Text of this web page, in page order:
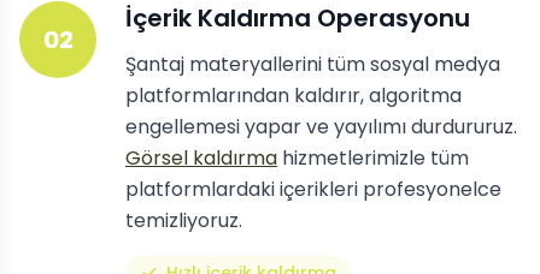
02
İçerik Kaldırma Operasyonu
Şantaj materyallerini tüm sosyal medya
platformlarından kaldırır, algoritma
engellemesi yapar ve yayılımı durdururuz.
Görsel kaldırma hizmetlerimizle tüm
platformlardaki içerikleri profesyonelce
temizliyoruz.